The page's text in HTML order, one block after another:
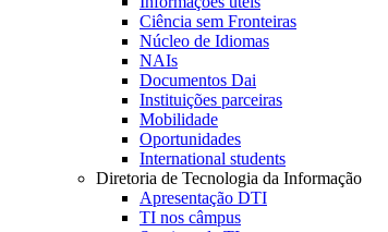
Ciência sem Fronteiras
Núcleo de Idiomas
NAIs
Documentos Dai
Instituições parceiras
Mobilidade
Oportunidades
International students
Diretoria de Tecnologia da Informação
Apresentação DTI
TI nos câmpus